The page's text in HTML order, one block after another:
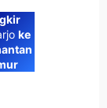
ke